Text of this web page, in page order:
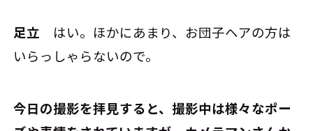
足立 はい。ほかにあまり、お団子ヘアの方は
いらっしゃらないので。
――今日の撮影を拝見すると、撮影中は様々なポー